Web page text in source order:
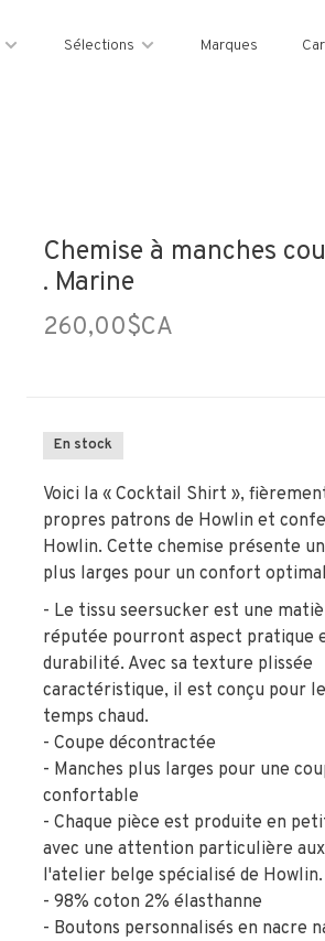
Sélections Marques
Chemise à manches
. Marine
260,00$CA
En stock
Voici la « Cocktail Shirt »,
propres patrons de Howlin et
Howlin. Cette chemise présente
plus larges pour un confort
- Le tissu seersucker est une
réputée pourront aspect pratique
durabilité. Avec sa texture plissée
caractéristique, il est conçu pour
temps chaud.
- Coupe décontractée
- Manches plus larges pour une
confortable
- Chaque pièce est produite en
avec une attention particulière
l'atelier belge spécialisé de Howlin.
- 98% coton 2% élasthanne
- Boutons personnalisés en nacre